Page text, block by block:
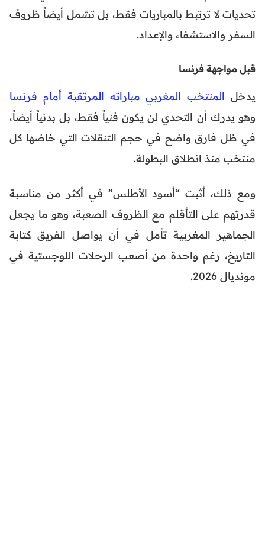
تحديات لا ترتبط بالمباريات فقط، بل تشمل أيضاً ظروف
السفر والاستشفاء والإعداد.
قبل مواجهة فرنسا
يدخل المنتخب المغربي مباراته المرتقبة أمام فرنسا
وهو يدرك أن التحدي لن يكون فنياً فقط، بل بدنياً أيضاً،
في ظل فارق واضح في حجم التنقلات التي خاضها كل
منتخب منذ انطلاق البطولة.
ومع ذلك، أثبت “أسود الأطلس” في أكثر من مناسبة
قدرتهم على التأقلم مع الظروف الصعبة، وهو ما يجعل
الجماهير المغربية تأمل في أن يواصل الفريق كتابة
التاريخ، رغم واحدة من أصعب الرحلات اللوجستية في
مونديال 2026.